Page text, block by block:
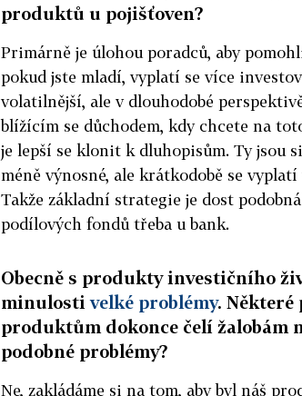
produktů u pojišťoven?
Primárně je úlohou poradců, aby
pokud jste mladí, vyplatí se více
volatilnější, ale v dlouhodobé
blížícím se důchodem, kdy chcete na
je lepší se klonit k dluhopisům. Ty jsou
méně výnosné, ale krátkodobě se
Takže základní strategie je dost
podílových fondů třeba u bank.
Obecně s produkty investičního
minulostivelké problémy.
produktům dokonce čelí žalobám
podobné problémy?
Ne, zakládáme si na tom, aby byl náš